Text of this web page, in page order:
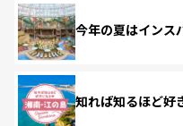
今年の夏はインス
知れば知るほど好